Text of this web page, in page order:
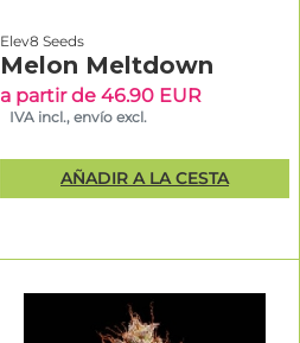
Elev8 Seeds
Melon Meltdown
a partir de 46.90 EUR
IVA incl., envío excl.
AÑADIR A LA CESTA